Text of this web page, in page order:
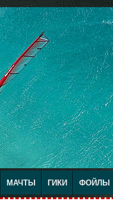
МАЧТЫ ГИКИ ФОЙЛЫ